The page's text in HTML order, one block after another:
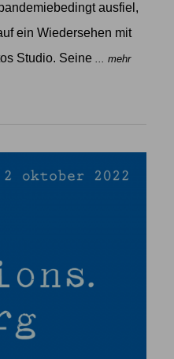
ausfiel,
ein Wiedersehen mit
Studio. Seine ... mehr